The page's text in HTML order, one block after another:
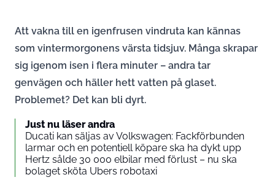
Att vakna till en igenfrusen vindruta kan kännas
som vintermorgonens värsta tidsjuv. Många skrapar
sig igenom isen i flera minuter – andra tar
genvägen och häller hett vatten på glaset.
Problemet? Det kan bli dyrt.
Just nu läser andra
Ducati kan säljas av Volkswagen: Fackförbunden
larmar och en potentiell köpare ska ha dykt upp
Hertz sålde 30 000 elbilar med förlust – nu ska
bolaget sköta Ubers robotaxi